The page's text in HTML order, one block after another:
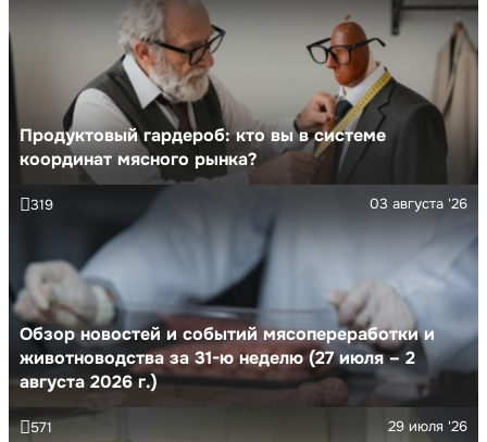
Продуктовый гардероб: кто вы в системе
координат мясного рынка?
Обзор новостей и событий мясопереработки и
животноводства за 31-ю неделю (27 июля – 2
августа 2026 г.)
03 августа '26
319
29 июля '26
571